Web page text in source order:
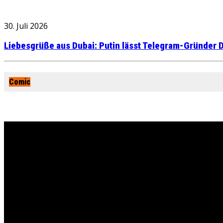
30. Juli 2026
Liebesgrüße aus Dubai: Putin lässt Telegram-Gründer
Comic